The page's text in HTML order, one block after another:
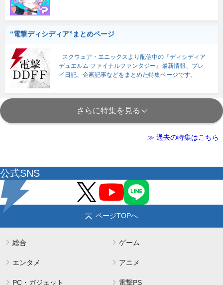
“電撃ディシディア”まとめページ
スクウェア・エニックスより配信中の『ディシディア
デュエルム ファイナルファンタジー』最新情報、プレ
イ日記、企画記事などをまとめた特集ページです。
さらに特集を見る
≫ 過去の特集はこちら
公式SNS
ページTOPへ
総合 ゲーム
エンタメ アニメ
PC・ガジェット 電撃PS